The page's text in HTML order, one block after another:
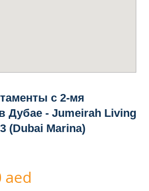
с 2-мя
Дубае - Jumeirah Living
(Dubai Marina)
aed